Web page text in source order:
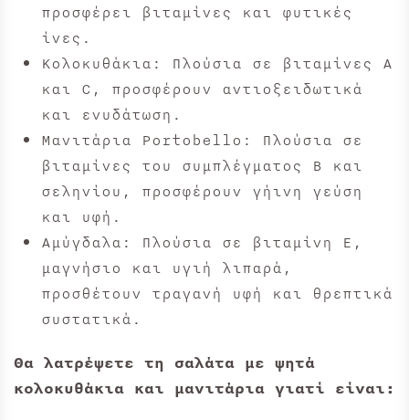
προσφέρει βιταμίνες και φυτικές
ίνες.
Κολοκυθάκια: Πλούσια σε βιταμίνες A
και C, προσφέρουν αντιοξειδωτικά
και ενυδάτωση.
Μανιτάρια Portobello: Πλούσια σε
βιταμίνες του συμπλέγματος B και
σεληνίου, προσφέρουν γήινη γεύση
και υφή.
Αμύγδαλα: Πλούσια σε βιταμίνη E,
μαγνήσιο και υγιή λιπαρά,
προσθέτουν τραγανή υφή και θρεπτικά
συστατικά.
Θα λατρέψετε τη σαλάτα με ψητά
κολοκυθάκια και μανιτάρια γιατί είναι: